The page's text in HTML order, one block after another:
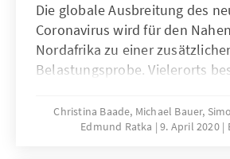
Die globale Ausbreitung des
Coronavirus wird für den
Nordafrika zu einer
Belastungsprobe. Vielerorts
den Alltag, sind staatliche
Legitimität nur schwach
Christina Baade, Michael Bauer,
Edmund Ratka
9. April 2020